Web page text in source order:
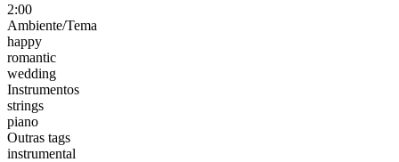
2:00
Ambiente/Tema
happy
romantic
wedding
Instrumentos
strings
piano
Outras tags
instrumental